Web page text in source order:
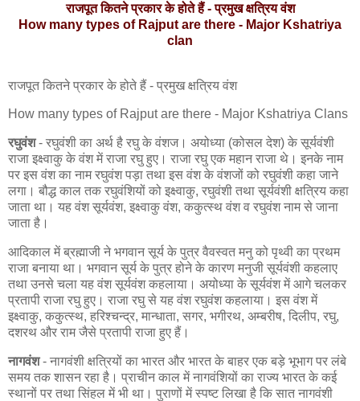
राजपूत कितने प्रकार के होते हैं - प्रमुख क्षत्रिय वंश
How many types of Rajput are there - Major Kshatriya
clan
राजपूत कितने प्रकार के होते हैं - प्रमुख क्षत्रिय वंश
How many types of Rajput are there - Major Kshatriya Clans
रघुवंश- रघुवंशी का अर्थ है रघु के वंशज। अयोध्या (कोसल देश) के सूर्यवंशी
राजा इक्ष्वाकु के वंश में राजा रघु हुए। राजा रघु एक महान राजा थे। इनके नाम
पर इस वंश का नाम रघुवंश पड़ा तथा इस वंश के वंशजों को रघुवंशी कहा जाने
लगा। बौद्ध काल तक रघुवंशियों को इक्ष्वाकु, रघुवंशी तथा सूर्यवंशी क्षत्रिय कहा
जाता था। यह वंश सूर्यवंश, इक्ष्वाकु वंश, ककुत्स्थ वंश व रघुवंश नाम से जाना
जाता है।
आदिकाल में ब्रह्माजी ने भगवान सूर्य के पुत्र वैवस्वत मनु को पृथ्वी का प्रथम
राजा बनाया था। भगवान सूर्य के पुत्र होने के कारण मनुजी सूर्यवंशी कहलाए
तथा उनसे चला यह वंश सूर्यवंश कहलाया। अयोध्या के सूर्यवंश में आगे चलकर
प्रतापी राजा रघु हुए। राजा रघु से यह वंश रघुवंश कहलाया। इस वंश में
इक्ष्वाकु, ककुत्स्थ, हरिश्चन्द्र, मान्धाता, सगर, भगीरथ, अम्बरीष, दिलीप, रघु,
दशरथ और राम जैसे प्रतापी राजा हुए हैं।
नागवंश- नागवंशी क्षत्रियों का भारत और भारत के बाहर एक बड़े भूभाग पर लंबे
समय तक शासन रहा है। प्राचीन काल में नागवंशियों का राज्य भारत के कई
स्थानों पर तथा सिंहल में भी था। पुराणों में स्पष्ट लिखा है कि सात नागवंशी